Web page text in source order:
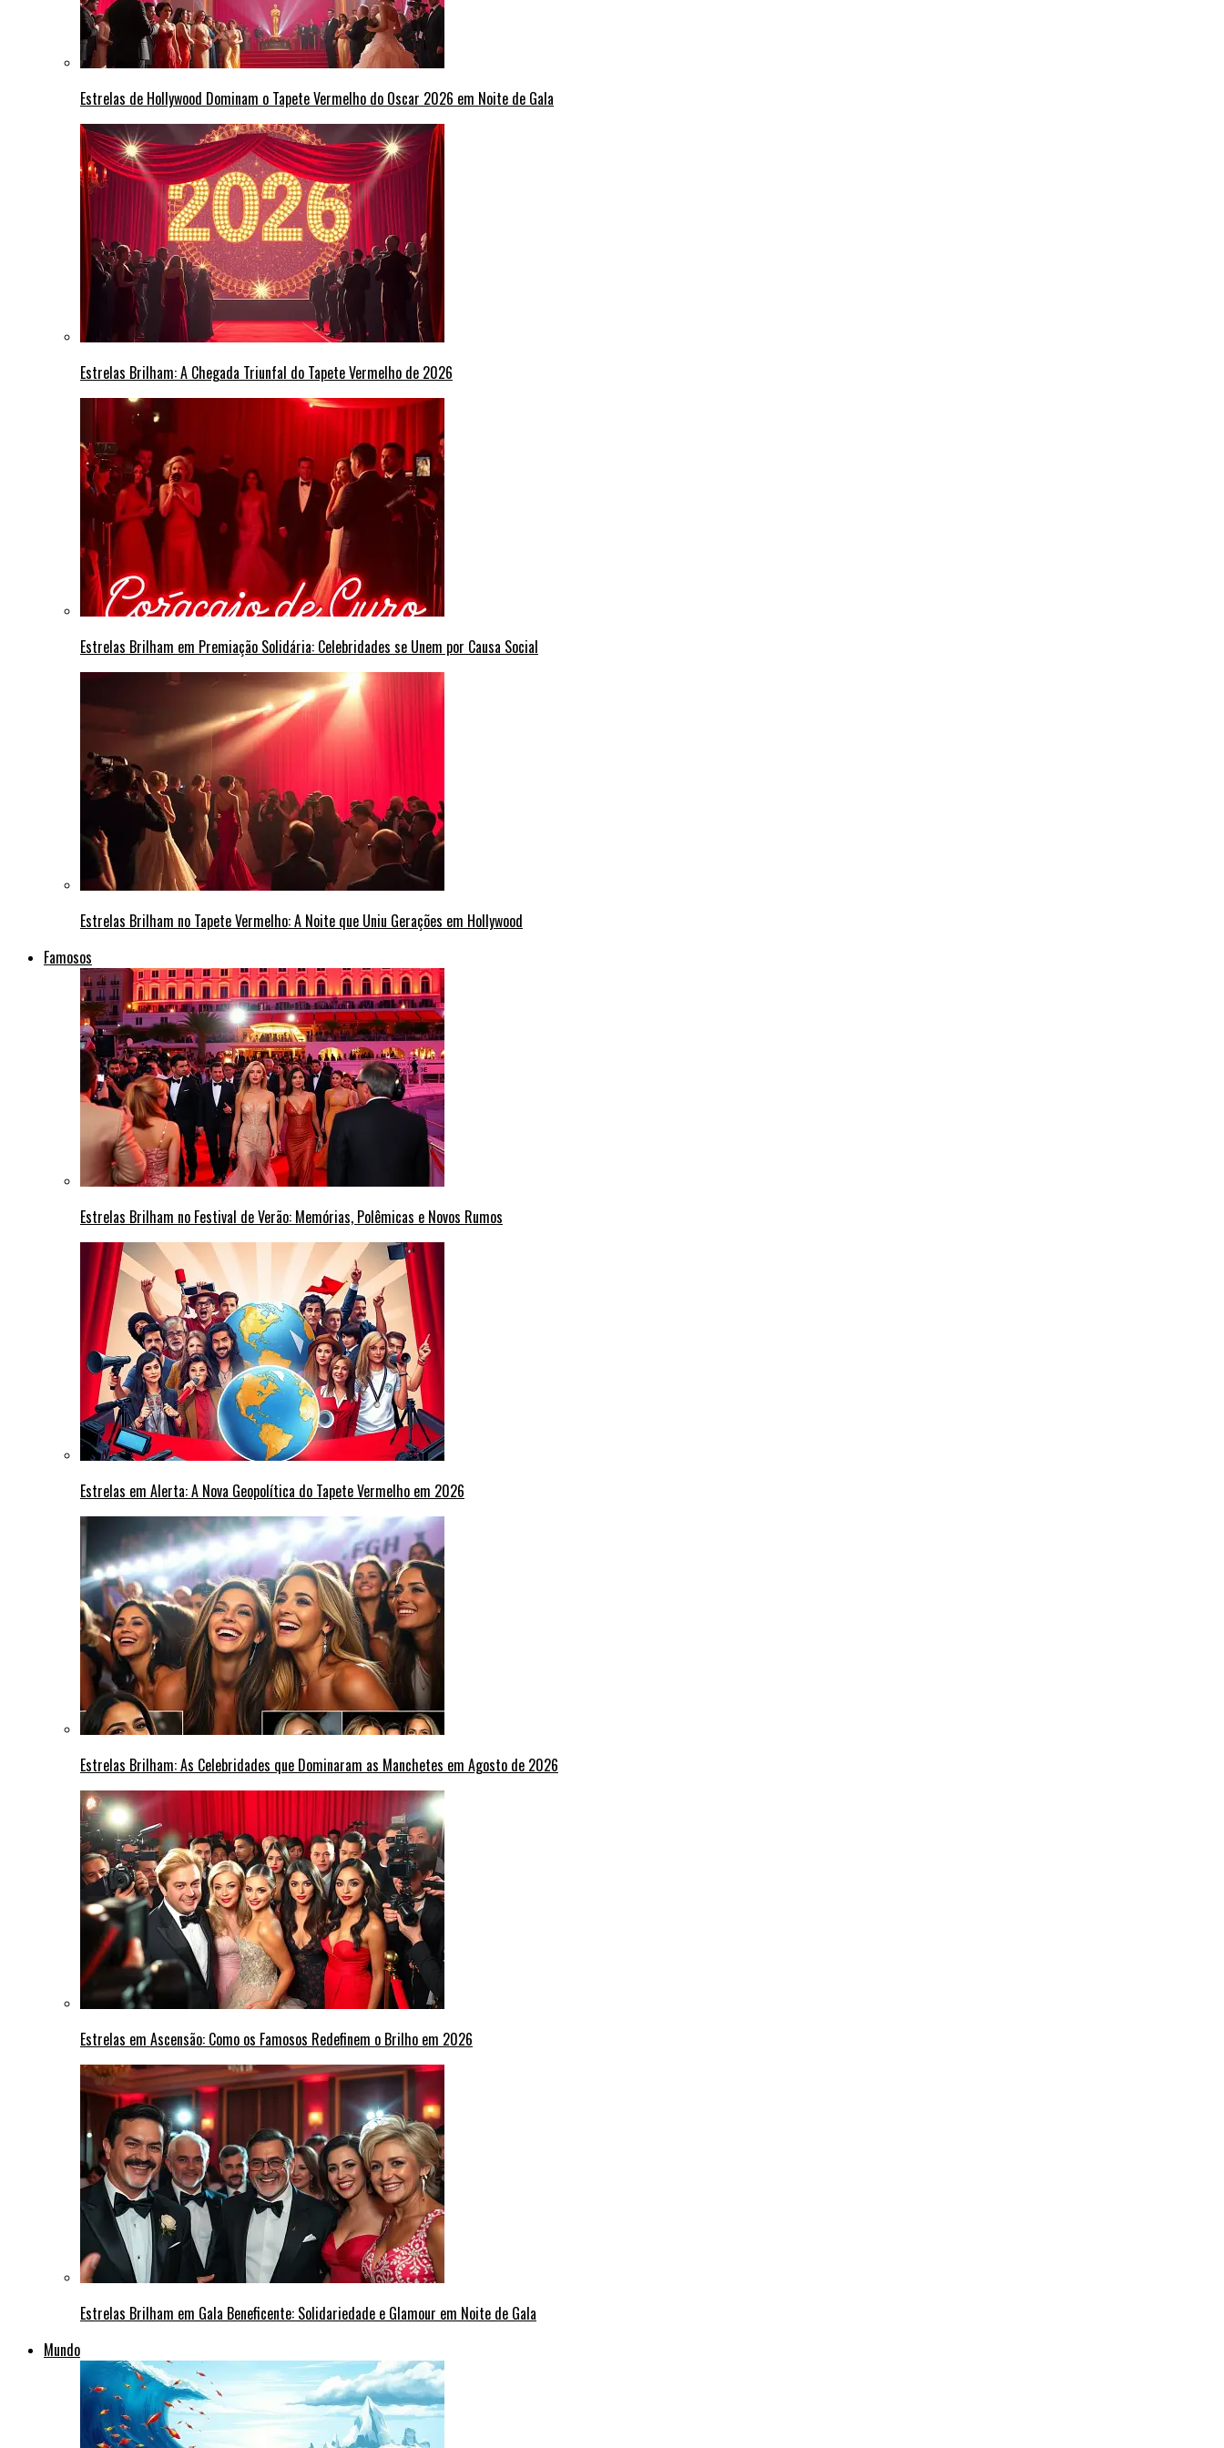
Estrelas de Hollywood Dominam o Tapete Vermelho do Oscar 2026 em Noite de Gala
Estrelas Brilham: A Chegada Triunfal do Tapete Vermelho de 2026
Estrelas Brilham em Premiação Solidária: Celebridades se Unem por Causa Social
Estrelas Brilham no Tapete Vermelho: A Noite que Uniu Gerações em Hollywood
Famosos
Estrelas Brilham no Festival de Verão: Memórias, Polêmicas e Novos Rumos
Estrelas em Alerta: A Nova Geopolítica do Tapete Vermelho em 2026
Estrelas Brilham: As Celebridades que Dominaram as Manchetes em Agosto de 2026
Estrelas em Ascensão: Como os Famosos Redefinem o Brilho em 2026
Estrelas Brilham em Gala Beneficente: Solidariedade e Glamour em Noite de Gala
Mundo